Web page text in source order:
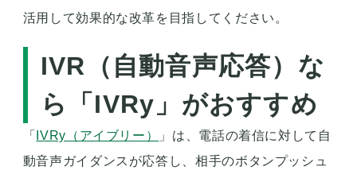
活用して効果的な改革を目指してください。
IVR（自動音声応答）な
ら「IVRy」がおすすめ
「 IVRy（アイブリー）
」は、電話の着信に対して自
動音声ガイダンスが応答し、相手のボタンプッシュ